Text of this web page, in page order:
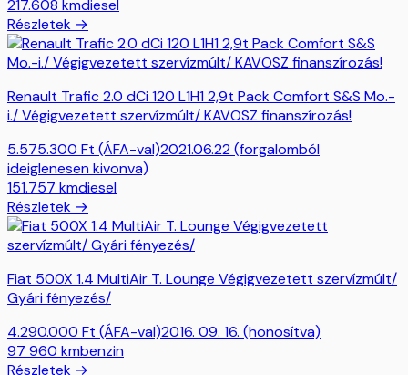
217.608 kmdiesel
Részletek →
Renault Trafic 2.0 dCi 120 L1H1 2,9t Pack Comfort S&S Mo.-
i./ Végigvezetett szervízmúlt/ KAVOSZ finanszírozás!
5.575.300 Ft (ÁFA-val)2021.06.22 (forgalomból
ideiglenesen kivonva)
151.757 kmdiesel
Részletek →
Fiat 500X 1.4 MultiAir T. Lounge Végigvezetett szervízmúlt/
Gyári fényezés/
4.290.000 Ft (ÁFA-val)2016. 09. 16. (honosítva)
97 960 kmbenzin
Részletek →